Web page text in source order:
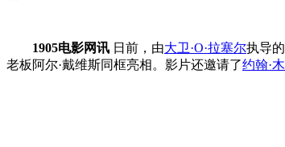
1905电影网讯 日前，由大卫·O·拉塞尔执导
老板阿尔·戴维斯同框亮相。影片还邀请了约翰·